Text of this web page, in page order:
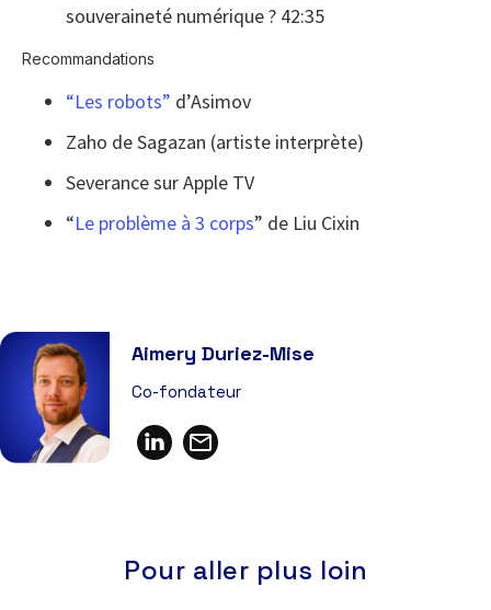
souveraineté numérique ? 42:35
Recommandations
“Les robots” d’Asimov
Zaho de Sagazan (artiste interprète)
Severance sur Apple TV
“Le problème à 3 corps” de Liu Cixin
Aimery Duriez-Mise
Co-fondateur
Pour aller plus loin